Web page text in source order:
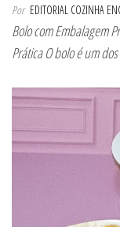
Por EDITORIAL COZINHA
Bolo com Embalagem
Prática O bolo é um